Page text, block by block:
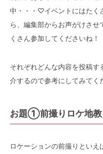
中・・・♡イベントにはたく
ら、編集部からお声がけさ
くさん参加してくださいね！
それぞれどんな内容を投稿
介するので参考にしてみてく
お題①前撮りロケ地教
ロケーションの前撮りとい